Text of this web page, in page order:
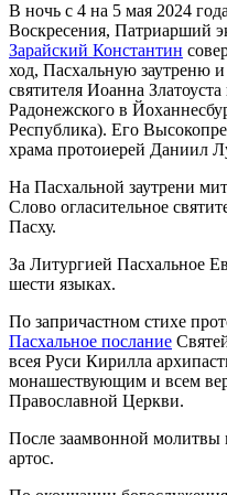
В ночь с 4 на 5 мая 2024
Воскресения, Патриарший
Зарайский Константин
ход, Пасхальную заутреню
святителя Иоанна
Радонежского в
Республика). Его
храма протоиерей Даниил
На Пасхальной заутрени
Слово огласительное
Пасху.
За Литургией Пасхальное
шести языках.
По запричастном стихе
Пасхальное послание
всея Руси Кирилла
монашествующим и всем
Православной Церкви.
После заамвонной молитвы
артос.